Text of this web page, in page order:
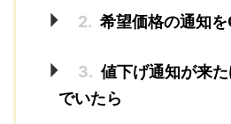
2. 希望価格の通知
3. 値下げ通知が来
でいたら